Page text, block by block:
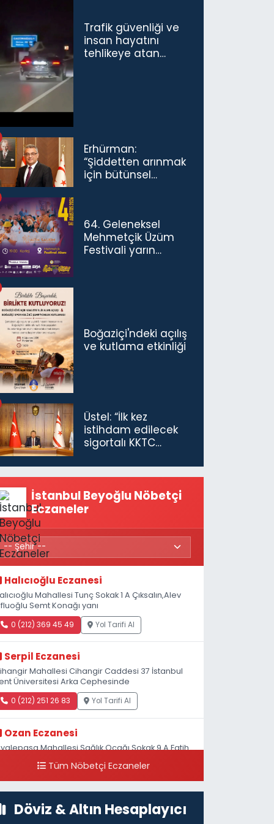
Trafik güvenliği ve
insan hayatını
tehlikeye atan
Erhürman:
“Şiddetten arınmak
için bütünsel
64. Geleneksel
Mehmetçik Üzüm
Festivali yarın
Boğaziçi'ndeki açılış
ve kutlama etkinliği
Üstel: “İlk kez
istihdam edilecek
sigortalı KKTC
maaş desteğini 35
bin TL'ye çıkardık”
İstanbul Beyoğlu Nöbetçi
Eczaneler
Halıcıoğlu Eczanesi
Mahallesi Tunç Sokak 1 A Çıksalın,Alev
Semt Konağı yanı
0 (212) 369 45 49 Yol Tarifi Al
Serpil Eczanesi
Mahallesi Cihangir Caddesi 37 İstanbul
Üniversitesi Arka Cephesinde
0 (212) 251 26 83 Yol Tarifi Al
Ozan Eczanesi
Mahallesi Sağlık Ocağı Sokak 9 A Fatih
Tüm Nöbetçi Eczaneler
Döviz & Altın Hesaplayıcı